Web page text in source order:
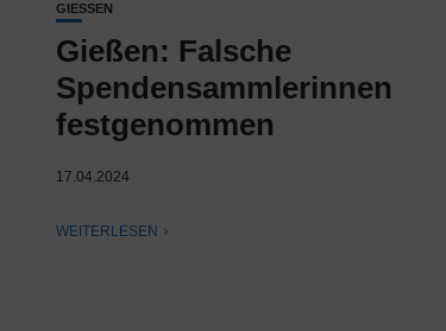
GIESSEN
Gießen: Falsche
Spendensammlerinnen
festgenommen
17.04.2024
WEITERLESEN